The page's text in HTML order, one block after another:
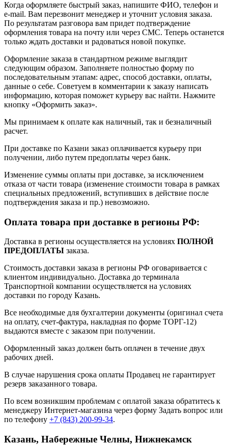
Когда оформляете быстрый заказ, напишите ФИО, телефон и
e-mail. Вам перезвонит менеджер и уточнит условия заказа.
По результатам разговора вам придет подтверждение
оформления товара на почту или через СМС. Теперь останется
только ждать доставки и радоваться новой покупке.
Оформление заказа в стандартном режиме выглядит
следующим образом. Заполняете полностью форму по
последовательным этапам: адрес, способ доставки, оплаты,
данные о себе. Советуем в комментарии к заказу написать
информацию, которая поможет курьеру вас найти. Нажмите
кнопку «Оформить заказ».
Мы принимаем к оплате как наличный, так и безналичный
расчет.
При доставке по Казани заказ оплачивается курьеру при
получении, либо путем предоплаты через банк.
Изменение суммы оплаты при доставке, за исключением
отказа от части товара (изменение стоимости товара в рамках
специальных предложений, вступивших в действие после
подтверждения заказа и пр.) невозможно.
Оплата товара при доставке в регионы РФ:
Доставка в регионы осуществляется на условиях ПОЛНОЙ
ПРЕДОПЛАТЫ заказа.
Стоимость доставки заказа в регионы РФ оговаривается с
клиентом индивидуально. Доставка до терминала
Транспортной компании осуществляется на условиях
доставки по городу Казань.
Все необходимые для бухгалтерии документы (оригинал счета
на оплату, счет-фактура, накладная по форме ТОРГ-12)
выдаются вместе с заказом при получении.
Оформленный заказ должен быть оплачен в течение двух
рабочих дней.
В случае нарушения срока оплаты Продавец не гарантирует
резерв заказанного товара.
По всем возникшим проблемам с оплатой заказа обратитесь к
менеджеру Интернет-магазина через форму Задать вопрос или
по телефону +7 (843) 200-99-34.
Казань, Набережные Челны, Нижнекамск